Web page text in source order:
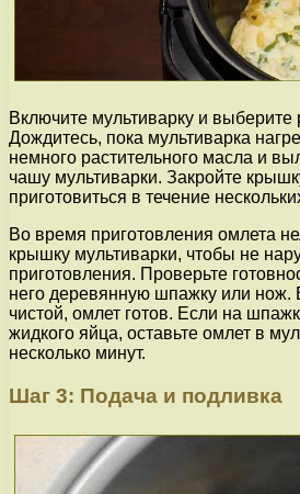
Включите мультиварку и
Дождитесь, пока мультиварка
немного растительного масла и
чашу мультиварки. Закройте
приготовиться в течение
Во время приготовления омлета
крышку мультиварки, чтобы не
приготовления. Проверьте
него деревянную шпажку или нож.
чистой, омлет готов. Если на
жидкого яйца, оставьте омлет в
несколько минут.
Шаг 3: Подача и подливка